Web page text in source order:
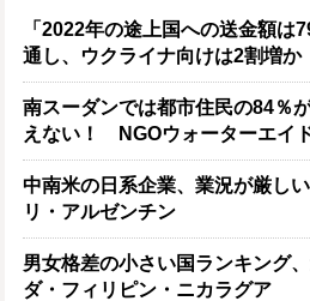
「2022年の途上国への送金額は
通し、ウクライナ向けは2割増か
南スーダンでは都市住民の84％
えない！ NGOウォーターエイ
中南米の日系企業、業況が厳し
リ・アルゼンチン
男女格差の小さい国ランキング
ダ・フィリピン・ニカラグア